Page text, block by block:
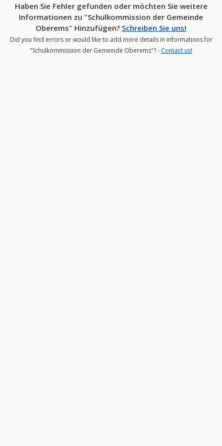
Haben Sie Fehler gefunden oder möchten Sie weitere
Informationen zu "Schulkommission der Gemeinde
Oberems" Hinzufügen? Schreiben Sie uns!
Did you find errors or would like to add more details in informations for
"Schulkommission der Gemeinde Oberems"? - Contact us!